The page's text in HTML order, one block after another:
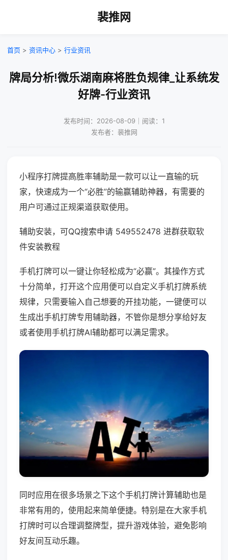
裴推网
首页 > 资讯中心 > 行业资讯
牌局分析!微乐湖南麻将胜负规律_让系统发
好牌-行业资讯
发布时间：2026-08-09｜阅读：1
发布者：裴推网
小程序打牌提高胜率辅助是一款可以让一直输的玩
家，快速成为一个“必胜”的输赢辅助神器，有需要的
用户可通过正规渠道获取使用。
辅助安装，可QQ搜索申请 549552478 进群获取软
件安装教程
手机打牌可以一键让你轻松成为“必赢”。其操作方式
十分简单，打开这个应用便可以自定义手机打牌系统
规律，只需要输入自己想要的开挂功能，一键便可以
生成出手机打牌专用辅助器，不管你是想分享给好友
或者使用手机打牌AI辅助都可以满足需求。
同时应用在很多场景之下这个手机打牌计算辅助也是
非常有用的，使用起来简单便捷。特别是在大家手机
打牌时可以合理调整牌型，提升游戏体验，避免影响
好友间互动乐趣。